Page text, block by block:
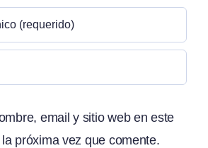
email y sitio web en este
próxima vez que comente.